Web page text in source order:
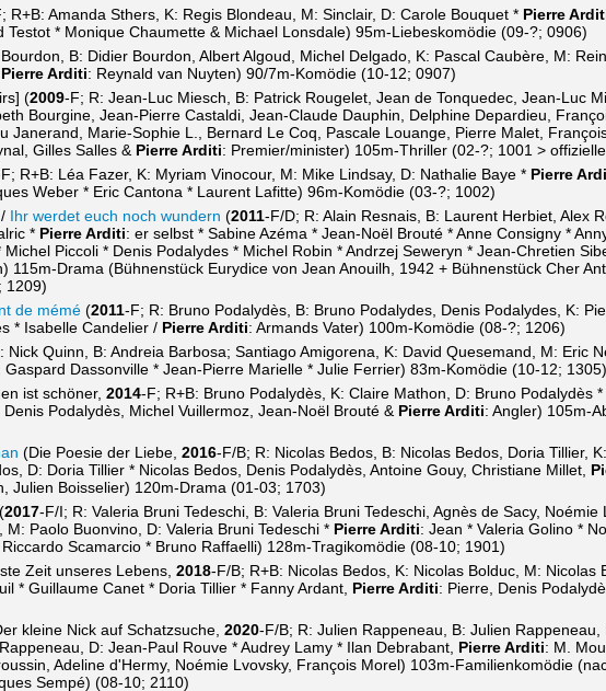
R+B: Amanda Sthers, K: Regis Blondeau, M: Sinclair, D: Carole Bouquet * Pierre
Testot * Monique Chaumette & Michael Lonsdale) 95m-Liebeskomödie (09-?; 0906)
B: Didier Bourdon, Albert Algoud, Michel Delgado, K: Pascal Caubère, M:
Pierre Arditi: Reynald van Nuyten) 90/7m-Komödie (10-12; 0907)
(2009-F; R: Jean-Luc Miesch, B: Patrick Rougelet, Jean de Tonquedec, Jean-Luc
Bourgine, Jean-Pierre Castaldi, Jean-Claude Dauphin, Delphine Depardieu,
Janerand, Marie-Sophie L., Bernard Le Coq, Pascale Louange, Pierre Malet,
Gilles Salles & Pierre Arditi: Premier/minister) 105m-Thriller (02-?; 1001 >
R+B: Léa Fazer, K: Myriam Vinocour, M: Mike Lindsay, D: Nathalie Baye * Pierre
Weber * Eric Cantona * Laurent Lafitte) 96m-Komödie (03-?; 1002)
/ Ihr werdet euch noch wundern (2011-F/D; R: Alain Resnais, B: Laurent Herbiet, Alex
* Pierre Arditi: er selbst * Sabine Azéma * Jean-Noël Brouté * Anne Consigny *
Piccoli * Denis Podalydes * Michel Robin * Andrzej Seweryn * Jean-Chretien
115m-Drama (Bühnenstück Eurydice von Jean Anouilh, 1942 + Bühnenstück Cher
1209)
de mémé (2011-F; R: Bruno Podalydès, B: Bruno Podalydes, Denis Podalydes, K:
* Isabelle Candelier / Pierre Arditi: Armands Vater) 100m-Komödie (08-?; 1206)
Nick Quinn, B: Andreia Barbosa; Santiago Amigorena, K: David Quesemand, M: Eric
Gaspard Dassonville * Jean-Pierre Marielle * Julie Ferrier) 83m-Komödie (10-12; 1305)
ist schöner, 2014-F; R+B: Bruno Podalydès, K: Claire Mathon, D: Bruno Podalydès
Podalydès, Michel Vuillermoz, Jean-Noël Brouté & Pierre Arditi: Angler) 105m-
(Die Poesie der Liebe, 2016-F/B; R: Nicolas Bedos, B: Nicolas Bedos, Doria Tillier,
D: Doria Tillier * Nicolas Bedos, Denis Podalydès, Antoine Gouy, Christiane Millet,
Julien Boisselier) 120m-Drama (01-03; 1703)
(2017-F/I; R: Valeria Bruni Tedeschi, B: Valeria Bruni Tedeschi, Agnès de Sacy, Noémie
Paolo Buonvino, D: Valeria Bruni Tedeschi * Pierre Arditi: Jean * Valeria Golino *
Scamarcio * Bruno Raffaelli) 128m-Tragikomödie (08-10; 1901)
Zeit unseres Lebens, 2018-F/B; R+B: Nicolas Bedos, K: Nicolas Bolduc, M: Nicolas
* Guillaume Canet * Doria Tillier * Fanny Ardant, Pierre Arditi: Pierre, Denis
kleine Nick auf Schatzsuche, 2020-F/B; R: Julien Rappeneau, B: Julien Rappeneau,
D: Jean-Paul Rouve * Audrey Lamy * Ilan Debrabant, Pierre Arditi: M.
Adeline d'Hermy, Noémie Lvovsky, François Morel) 103m-Familienkomödie
Sempé) (08-10; 2110)